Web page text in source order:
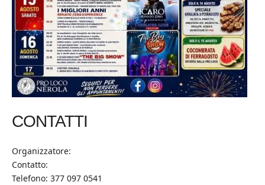
CONTATTI
Organizzatore:
Contatto:
Telefono: 377 097 0541